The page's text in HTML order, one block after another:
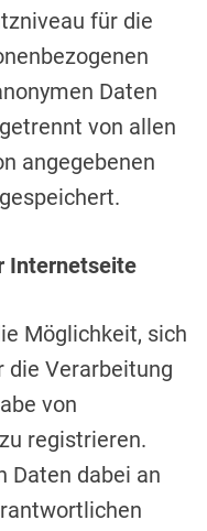
für die
Daten
von allen
angegebenen
Internetseite
Möglichkeit, sich
die Verarbeitung
von
registrieren.
Daten dabei an